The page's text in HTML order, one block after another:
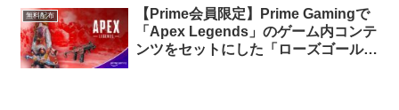
無料配布
【Prime会員限定】Prime Gamingで
「Apex Legends」のゲーム内コンテ
ンツをセットにした「ローズゴールド